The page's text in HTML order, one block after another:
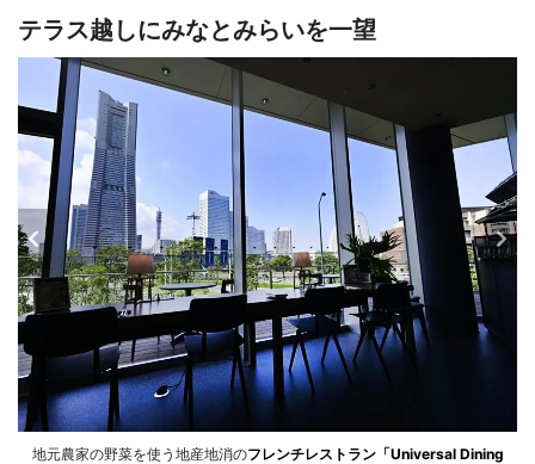
テラス越しにみなとみらいを一望
地元農家の野菜を使う地産地消のフレンチレストラン「Universal Dining